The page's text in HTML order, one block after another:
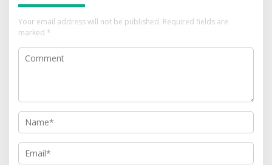
Your email address will not be published. Required fields are
marked *